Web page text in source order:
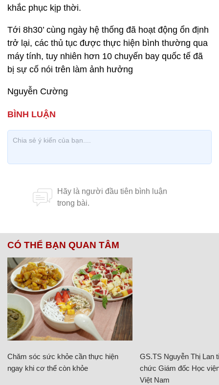
khắc phục kịp thời.
Tới 8h30’ cùng ngày hệ thống đã hoạt động ổn định
trở lại, các thủ tục được thực hiện bình thường qua
máy tính, tuy nhiên hơn 10 chuyến bay quốc tế đã
bị sự cố nói trên làm ảnh hưởng
Nguyễn Cường
CÓ THỂ BẠN QUAN TÂM
Chăm sóc sức khỏe cần thực hiện
ngay khi cơ thể còn khỏe
GS.TS Nguyễn Thị Lan
chức Giám đốc Học
Việt Nam